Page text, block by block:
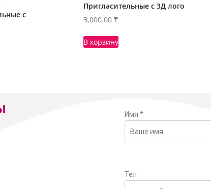
с
Пригласительные с 3Д лого
3,000.00 ₸
В корзину
Имя *
Тел